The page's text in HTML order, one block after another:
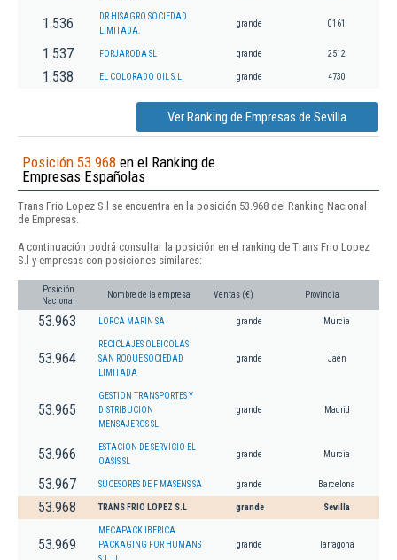
1.536
DR HISAGRO SOCIEDAD
LIMITADA.
grande 0161
1.537 FORJARODA SL grande 2512
1.538 EL COLORADO OIL S.L. grande 4730
Ver Ranking de Empresas de Sevilla
Posición 53.968 en el Ranking de
Empresas Españolas
Trans Frio Lopez S.l se encuentra en la posición 53.968 del Ranking Nacional
de Empresas.
A continuación podrá consultar la posición en el ranking de Trans Frio Lopez
S.l y empresas con posiciones similares:
Posición
Nacional
Nombre de la empresa Ventas (€) Provincia
53.963 LORCA MARIN SA grande Murcia
53.964
RECICLAJES OLEICOLAS
SAN ROQUE SOCIEDAD
LIMITADA
grande Jaén
53.965
GESTION TRANSPORTES Y
DISTRIBUCION
MENSAJEROS SL
grande Madrid
53.966
ESTACION DE SERVICIO EL
OASIS SL
grande Murcia
53.967 SUCESORES DE F MASENS SA grande Barcelona
53.968 TRANS FRIO LOPEZ S.L grande Sevilla
53.969
MECAPACK IBERICA
PACKAGING FOR HUMANS
grande Tarragona